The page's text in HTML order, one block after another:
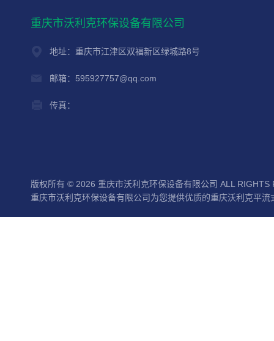
重庆市沃利克环保设备有限公司
地址：重庆市江津区双福新区绿城路8号
邮箱：595927757@qq.com
传真：
版权所有 © 2026 重庆市沃利克环保设备有限公司 ALL RIGHTS
重庆市沃利克环保设备有限公司为您提供优质的重庆沃利克平